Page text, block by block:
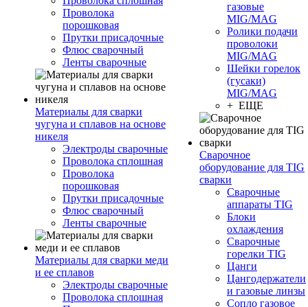
Проволока
порошковая
Прутки присадочные
Флюс сварочный
Ленты сварочные
Материалы для сварки
чугуна и сплавов на основе
никеля
Электроды сварочные
Проволока сплошная
Проволока
порошковая
Прутки присадочные
Флюс сварочный
Ленты сварочные
Материалы для сварки меди
и ее сплавов
Электроды сварочные
Проволока сплошная
газовые
MIG/MAG
Ролики подачи
проволоки
MIG/MAG
Шейки горелок
(гусаки)
MIG/MAG
+ ЕЩЕ
Сварочное
оборудование для TIG
сварки
Сварочные
аппараты TIG
Блоки
охлаждения
Сварочные
горелки TIG
Цанги
Цангодержатели
и газовые линзы
Сопло газовое